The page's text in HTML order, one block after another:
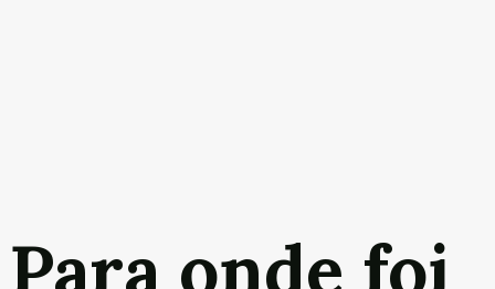
Para onde foi